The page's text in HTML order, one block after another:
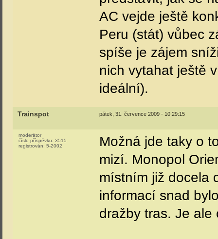
AC vejde ještě
Peru (stát) vůbec
spíše je zájem
nich vytahat ještě
ideální).
Trainspot pátek, 31. července 2009 - 10:29:15
moderátor
číslo příspěvku: 3515
registrován: 5-2002
Možná jde taky o
mizí. Monopol
místním již docela
informací snad
dražby tras. Je